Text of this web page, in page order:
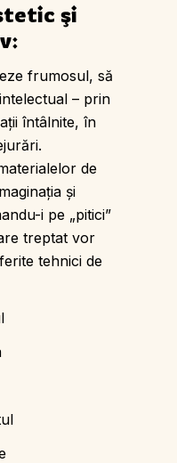
şi
frumosul, să
– prin
întâlnite, în
de
şi
i pe „pitici”
treptat vor
tehnici de